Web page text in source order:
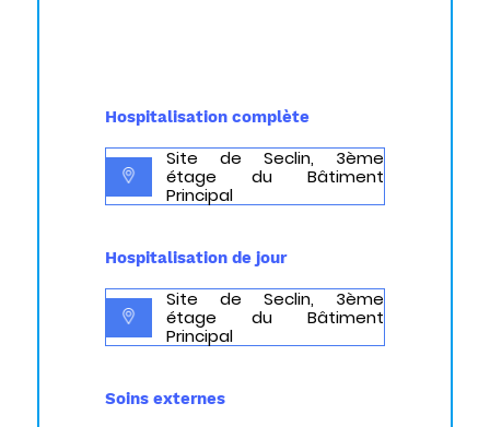
Hospitalisation complète
Site de Seclin, 3ème
étage du Bâtiment
Principal
Hospitalisation de jour
Site de Seclin, 3ème
étage du Bâtiment
Principal
Soins externes